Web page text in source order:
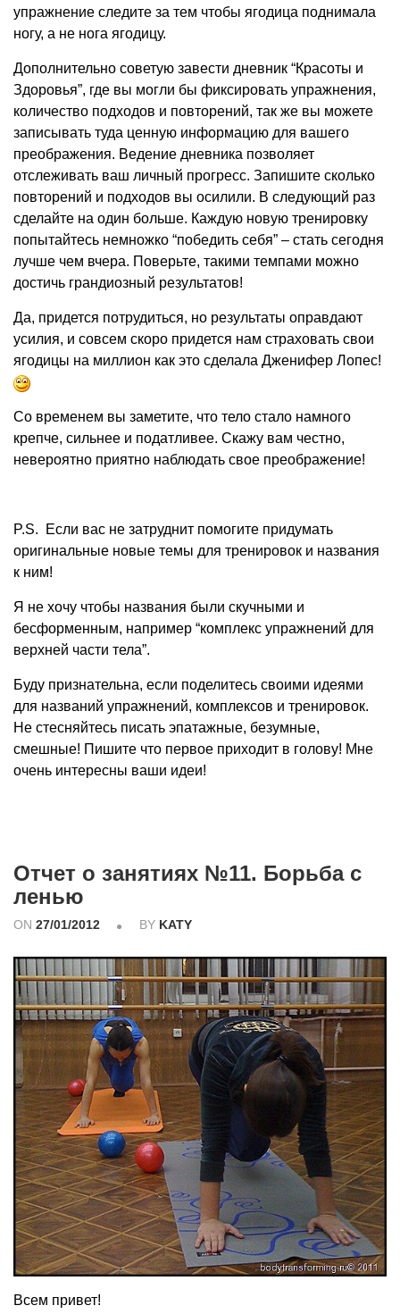
упражнение следите за тем чтобы ягодица поднимала
ногу, а не нога ягодицу.
Дополнительно советую завести дневник “Красоты и
Здоровья”, где вы могли бы фиксировать упражнения,
количество подходов и повторений, так же вы можете
записывать туда ценную информацию для вашего
преображения. Ведение дневника позволяет
отслеживать ваш личный прогресс. Запишите сколько
повторений и подходов вы осилили. В следующий раз
сделайте на один больше. Каждую новую тренировку
попытайтесь немножко “победить себя” – стать сегодня
лучше чем вчера. Поверьте, такими темпами можно
достичь грандиозный результатов!
Да, придется потрудиться, но результаты оправдают
усилия, и совсем скоро придется нам страховать свои
ягодицы на миллион как это сделала Дженифер Лопес!
Со временем вы заметите, что тело стало намного
крепче, сильнее и податливее. Скажу вам честно,
невероятно приятно наблюдать свое преображение!
P.S. Если вас не затруднит помогите придумать
оригинальные новые темы для тренировок и названия
к ним!
Я не хочу чтобы названия были скучными и
бесформенным, например “комплекс упражнений для
верхней части тела”.
Буду признательна, если поделитесь своими идеями
для названий упражнений, комплексов и тренировок.
Не стесняйтесь писать эпатажные, безумные,
смешные! Пишите что первое приходит в голову! Мне
очень интересны ваши идеи!
Отчет о занятиях №11. Борьба с
ленью
ON 27/01/2012 BY KATY
Всем привет!